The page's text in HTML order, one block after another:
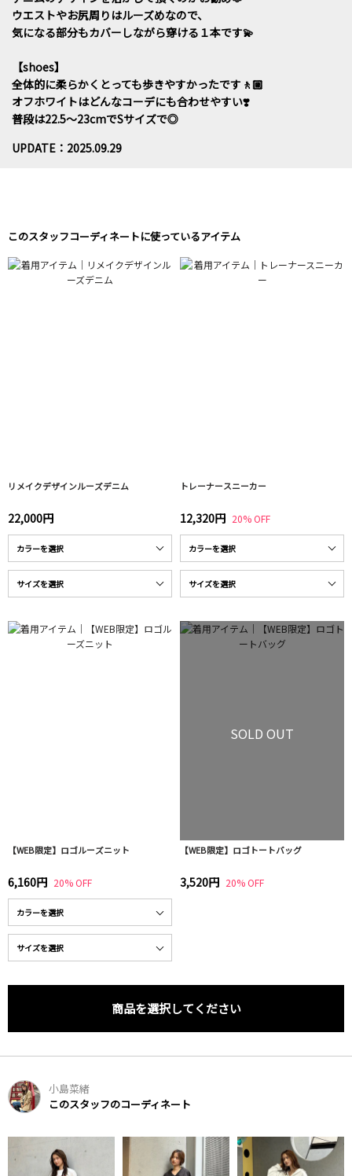
ウエストやお尻周りはルーズめなので、
気になる部分もカバーしながら穿ける１本です💫
【shoes】
全体的に柔らかくとっても歩きやすかったです🚶🏼
オフホワイトはどんなコーデにも合わせやすい❣️
普段は22.5〜23cmでSサイズで◎
UPDATE：2025.09.29
このスタッフコーディネートに使っているアイテム
リメイクデザインルーズデニム
22,000円
トレーナースニーカー
12,320円 20% OFF
【WEB限定】ロゴルーズニット
6,160円 20% OFF
SOLD OUT
【WEB限定】ロゴトートバッグ
3,520円 20% OFF
商品を選択してください
小島菜緒
このスタッフのコーディネート